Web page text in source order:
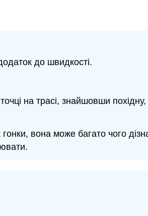
до швидкості.
на трасі, знайшовши похідну,
вона може багато чого